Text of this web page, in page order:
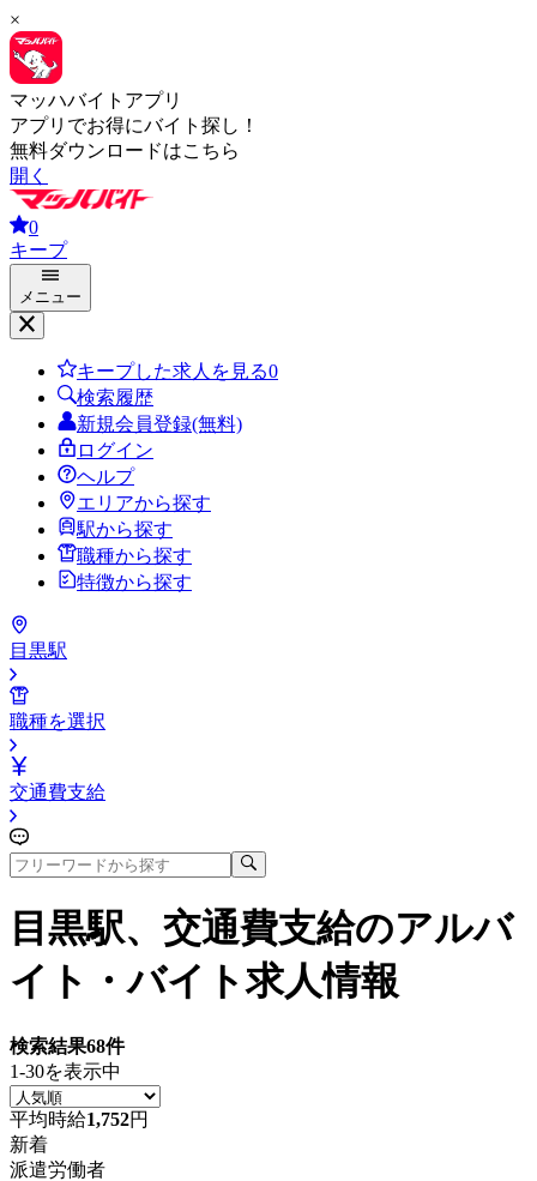
×
マッハバイトアプリ
アプリでお得にバイト探し！
無料ダウンロードはこちら
開く
0
キープ
メニュー
キープした求人を見る0
検索履歴
新規会員登録(無料)
ログイン
ヘルプ
エリアから探す
駅から探す
職種から探す
特徴から探す
目黒駅
職種を選択
交通費支給
目黒駅、交通費支給のアルバ
イト・バイト求人情報
検索結果68件
1-30を表示中
平均時給1,752円
新着
派遣労働者